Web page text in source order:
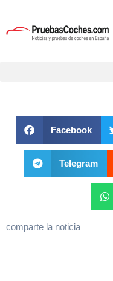
Facebook
Telegram
comparte la noticia